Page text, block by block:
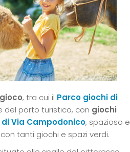
, tra cui il Parco giochi di
del porto turistico, con giochi
Via Campodonico, spazioso e
tanti giochi e spazi verdi.